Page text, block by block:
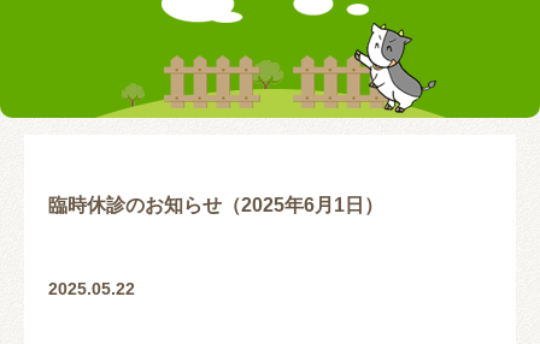
リアライン（骨盤矯正） トレーニング指導
臨時休診のお知らせ（2025年6月1日）
2025.05.22